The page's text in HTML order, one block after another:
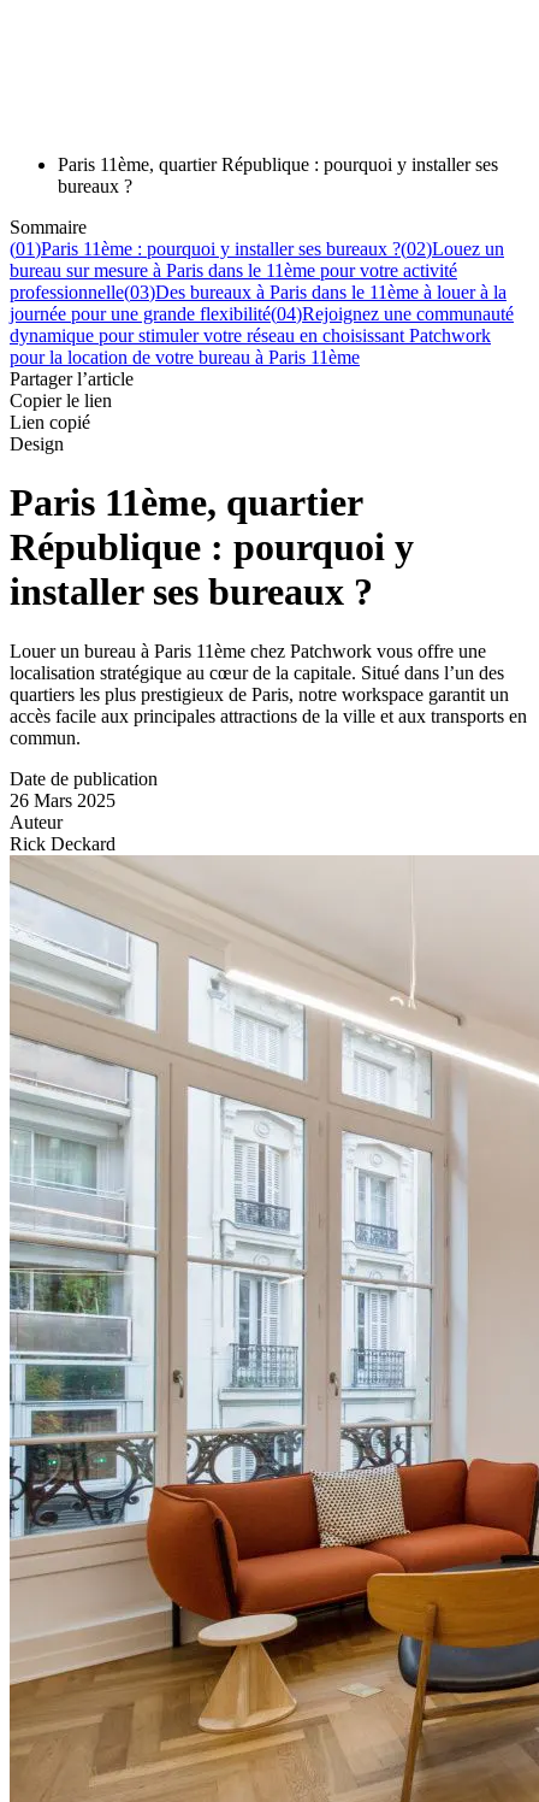
Paris 11ème, quartier République : pourquoi y installer ses
bureaux ?
Sommaire
(01)Paris 11ème : pourquoi y installer ses bureaux ?(02)Louez un
bureau sur mesure à Paris dans le 11ème pour votre activité
professionnelle(03)Des bureaux à Paris dans le 11ème à louer à la
journée pour une grande flexibilité(04)Rejoignez une communauté
dynamique pour stimuler votre réseau en choisissant Patchwork
pour la location de votre bureau à Paris 11ème
Partager l’article
Copier le lien
Lien copié
Design
Paris 11ème, quartier
République : pourquoi y
installer ses bureaux ?
Louer un bureau à Paris 11ème chez Patchwork vous offre une
localisation stratégique au cœur de la capitale. Situé dans l’un des
quartiers les plus prestigieux de Paris, notre workspace garantit un
accès facile aux principales attractions de la ville et aux transports en
commun.
Date de publication
26 Mars 2025
Auteur
Rick Deckard